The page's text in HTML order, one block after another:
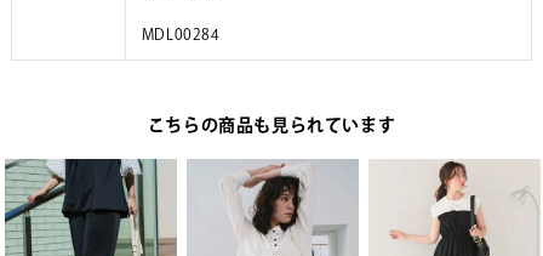
MDL00284
こちらの商品も見られています